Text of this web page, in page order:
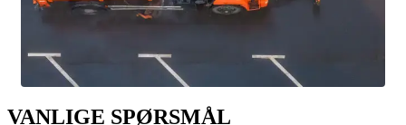
VANLIGE SPØRSMÅL